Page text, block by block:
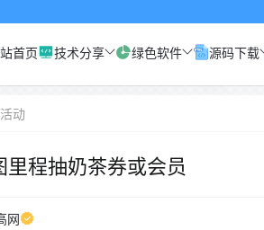
首页 技术分享 绿色软件 源码下载
动
里程抽奶茶券或会员
网